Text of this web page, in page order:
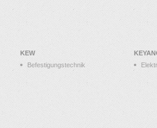
KEW
Befestigungstechnik